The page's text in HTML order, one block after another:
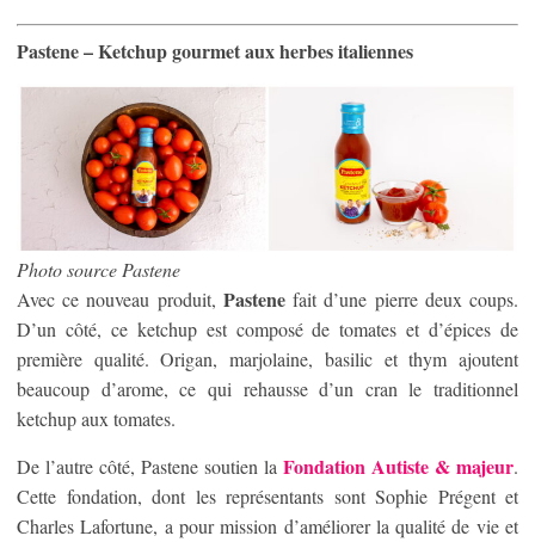
Pastene – Ketchup gourmet aux herbes italiennes
Photo source Pastene
Avec ce nouveau produit, Pastenefait d’une pierre deux coups.
D’un côté, ce ketchup est composé de tomates et d’épices de
première qualité. Origan, marjolaine, basilic et thym ajoutent
beaucoup d’arome, ce qui rehausse d’un cran le traditionnel
ketchup aux tomates.
De l’autre côté, Pastene soutien la Fondation Autiste & majeur.
Cette fondation, dont les représentants sont Sophie Prégent et
Charles Lafortune, a pour mission d’améliorer la qualité de vie et